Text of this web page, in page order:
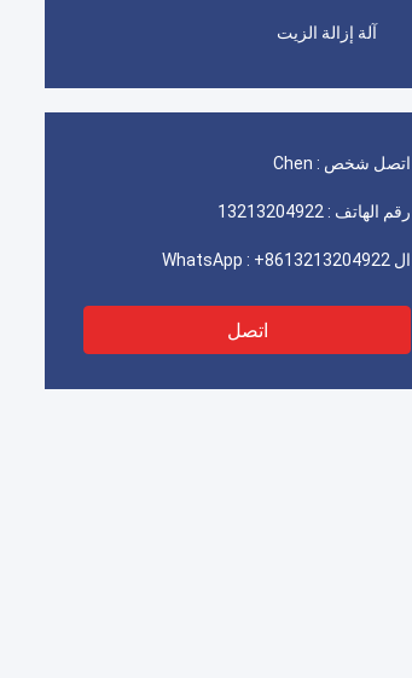
آلة إزالة الزيت
اتصل شخص : Chen
رقم الهاتف : 13213204922
ال WhatsApp : +8613213204922
اتصل